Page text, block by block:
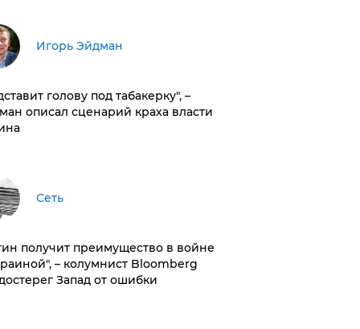
Игорь Эйдман
голову под табакерку", –
описал сценарий краха власти
Сеть
получит преимущество в войне
– колумнист Bloomberg
Запад от ошибки